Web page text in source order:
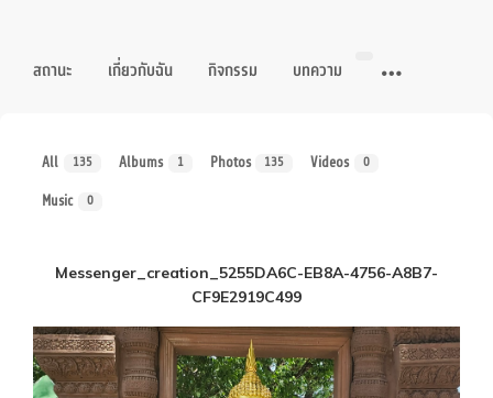
สถานะ เกี่ยวกับฉัน กิจกรรม บทความ
All 135 Albums 1 Photos 135 Videos 0
Music 0
Messenger_creation_5255DA6C-EB8A-4756-A8B7-
CF9E2919C499